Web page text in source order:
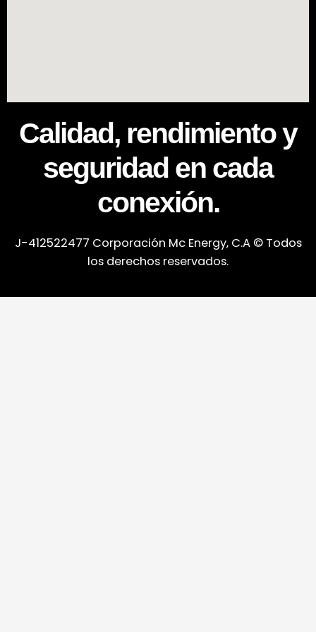
Calidad, rendimiento y
seguridad en cada
conexión.
J-412522477 Corporación Mc Energy, C.A © Todos
los derechos reservados.